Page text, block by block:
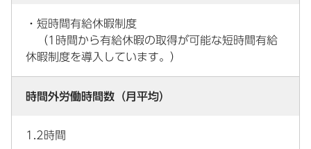
・短時間有給休暇制度
（1時間から有給休暇の取得が可能な短時間有給
休暇制度を導入しています。）
時間外労働時間数（月平均）
1.2時間